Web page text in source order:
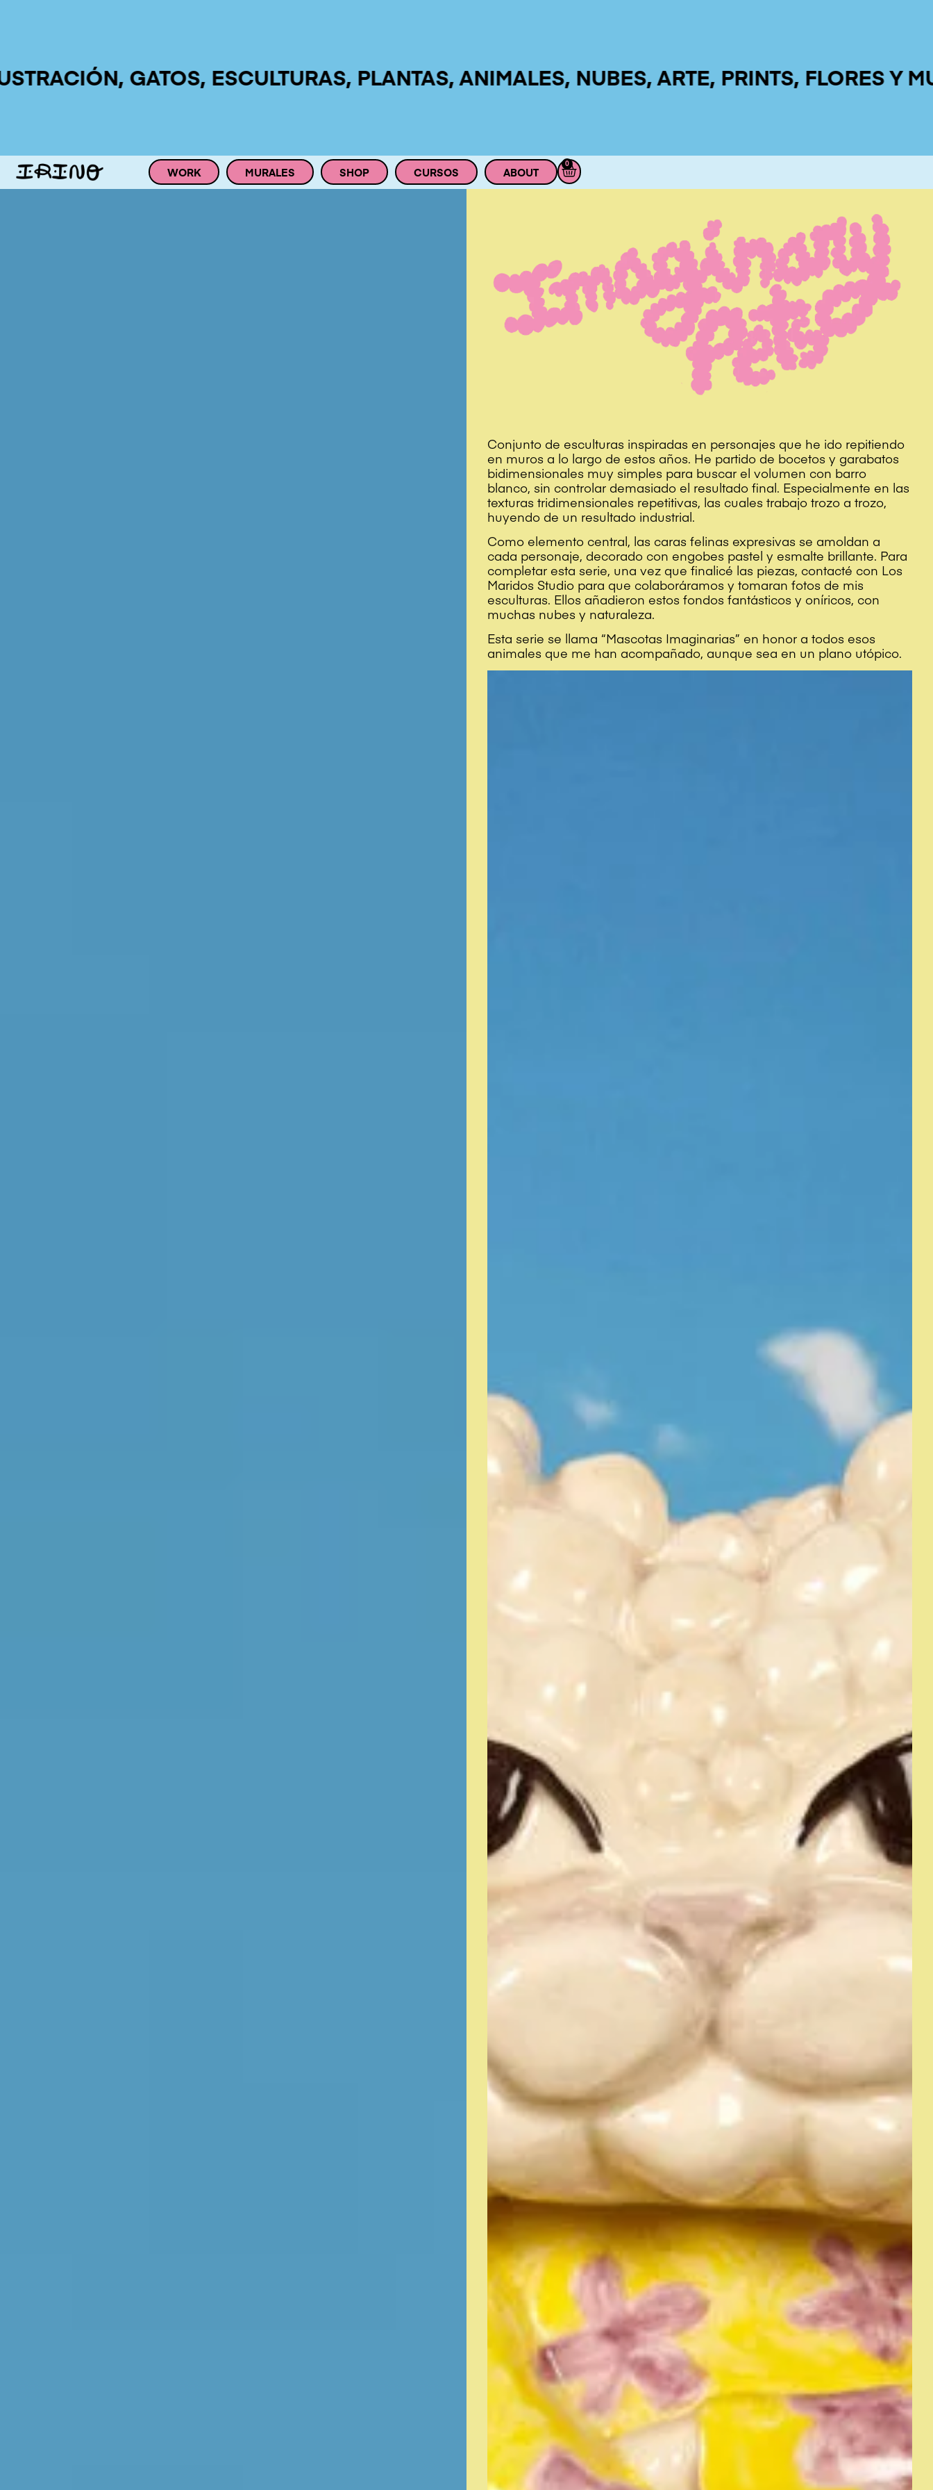
GATOS, ESCULTURAS, PLANTAS, ANIMALES, NUBES, ARTE, PRINTS, FLORES Y
WORK MURALES SHOP CURSOS ABOUT
0
Conjunto de esculturas inspiradas en personajes que he ido repitiendo
en muros a lo largo de estos años. He partido de bocetos y garabatos
bidimensionales muy simples para buscar el volumen con barro
blanco, sin controlar demasiado el resultado final. Especialmente en las
texturas tridimensionales repetitivas, las cuales trabajo trozo a trozo,
huyendo de un resultado industrial.
Como elemento central, las caras felinas expresivas se amoldan a
cada personaje, decorado con engobes pastel y esmalte brillante. Para
completar esta serie, una vez que finalicé las piezas, contacté con Los
Maridos Studio para que colaboráramos y tomaran fotos de mis
esculturas. Ellos añadieron estos fondos fantásticos y oníricos, con
muchas nubes y naturaleza.
Esta serie se llama “Mascotas Imaginarias” en honor a todos esos
animales que me han acompañado, aunque sea en un plano utópico.